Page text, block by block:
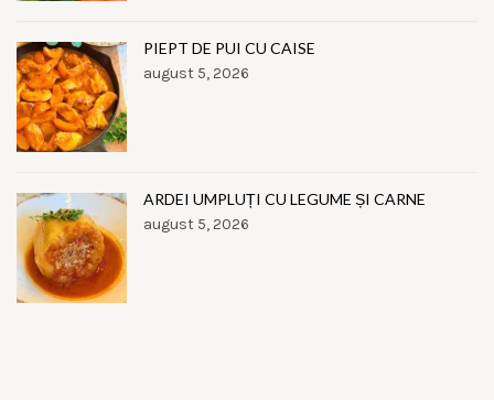
PIEPT DE PUI CU CAISE
august 5, 2026
ARDEI UMPLUȚI CU LEGUME ȘI CARNE
august 5, 2026